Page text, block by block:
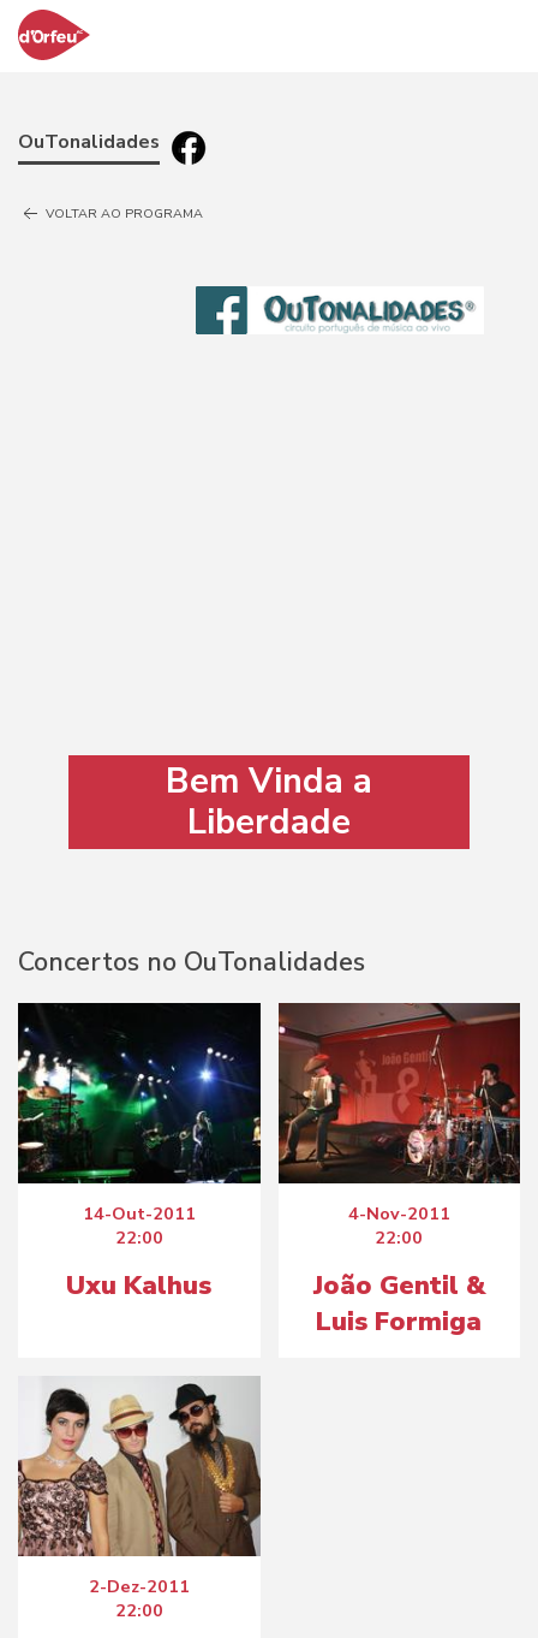
OuTonalidades
VOLTAR AO PROGRAMA
Bem Vinda a
Liberdade
Concertos no OuTonalidades
14-Out-2011
22:00
Uxu Kalhus
4-Nov-2011
22:00
João Gentil &
Luis Formiga
2-Dez-2011
22:00